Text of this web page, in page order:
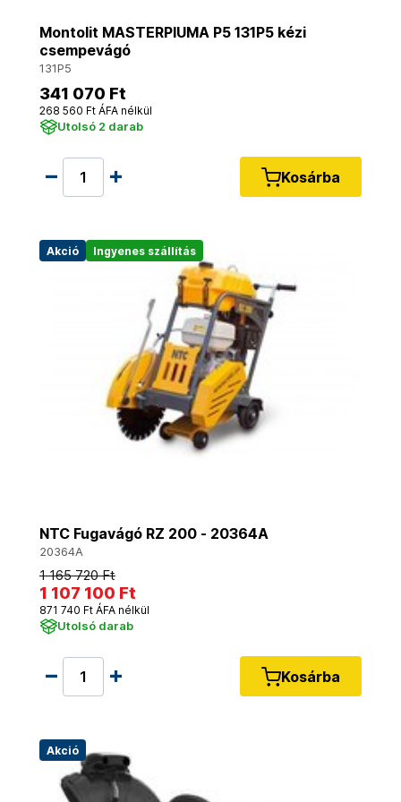
Montolit MASTERPIUMA P5 131P5 kézi
csempevágó
131P5
341 070 Ft
268 560 Ft ÁFA nélkül
Utolsó 2 darab
Kosárba
Akció Ingyenes szállítás
NTC Fugavágó RZ 200 - 20364A
20364A
1 165 720 Ft
1 107 100 Ft
871 740 Ft ÁFA nélkül
Utolsó darab
Kosárba
Akció